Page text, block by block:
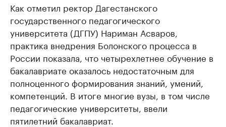
Как отметил ректор Дагестанского
государственного педагогического
университета (ДГПУ) Нариман Асваров,
практика внедрения Болонского процесса в
России показала, что четырехлетнее обучение в
бакалавриате оказалось недостаточным для
полноценного формирования знаний, умений,
компетенций. В итоге многие вузы, в том числе
педагогические университеты, ввели
пятилетний бакалавриат.